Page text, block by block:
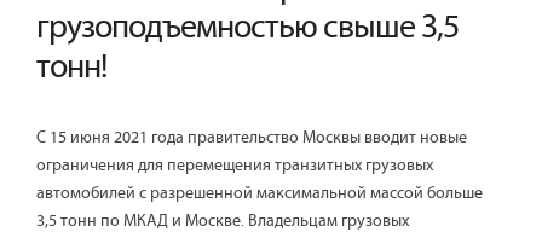
грузоподъемностью свыше 3,5
тонн!
С 15 июня 2021 года правительство Москвы вводит новые
ограничения для перемещения транзитных грузовых
автомобилей с разрешенной максимальной массой больше
3,5 тонн по МКАД и Москве. Владельцам грузовых